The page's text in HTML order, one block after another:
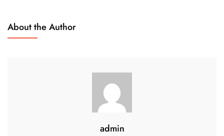
About the Author
admin